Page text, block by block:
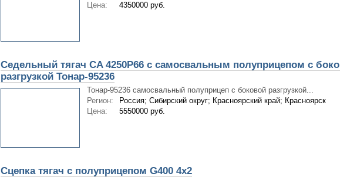
Цена:
4350000 руб.
Седельный тягач CA 4250P66 с самосвальным полуприцепом с
разгрузкой Тонар-95236
Тонар-95236 самосвальный полуприцеп с боковой разгрузкой...
Регион:
Россия; Сибирский округ; Красноярский край; Красноярск
Цена:
5550000 руб.
Сцепка тягач с полуприцепом G400 4х2